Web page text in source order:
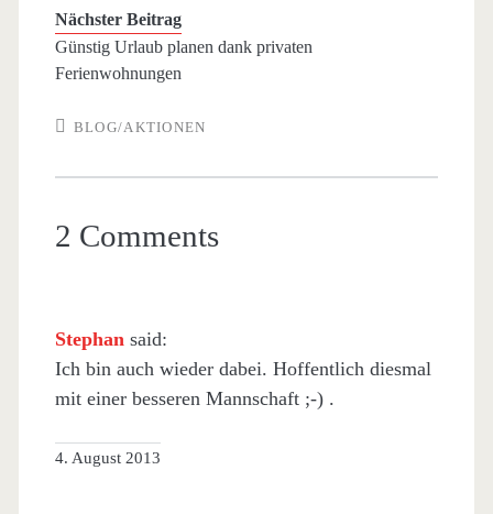
Nächster Beitrag
Günstig Urlaub planen dank privaten
Ferienwohnungen
BLOG/AKTIONEN
2 Comments
Stephan said:
Ich bin auch wieder dabei. Hoffentlich diesmal
mit einer besseren Mannschaft ;-) .
4. August 2013